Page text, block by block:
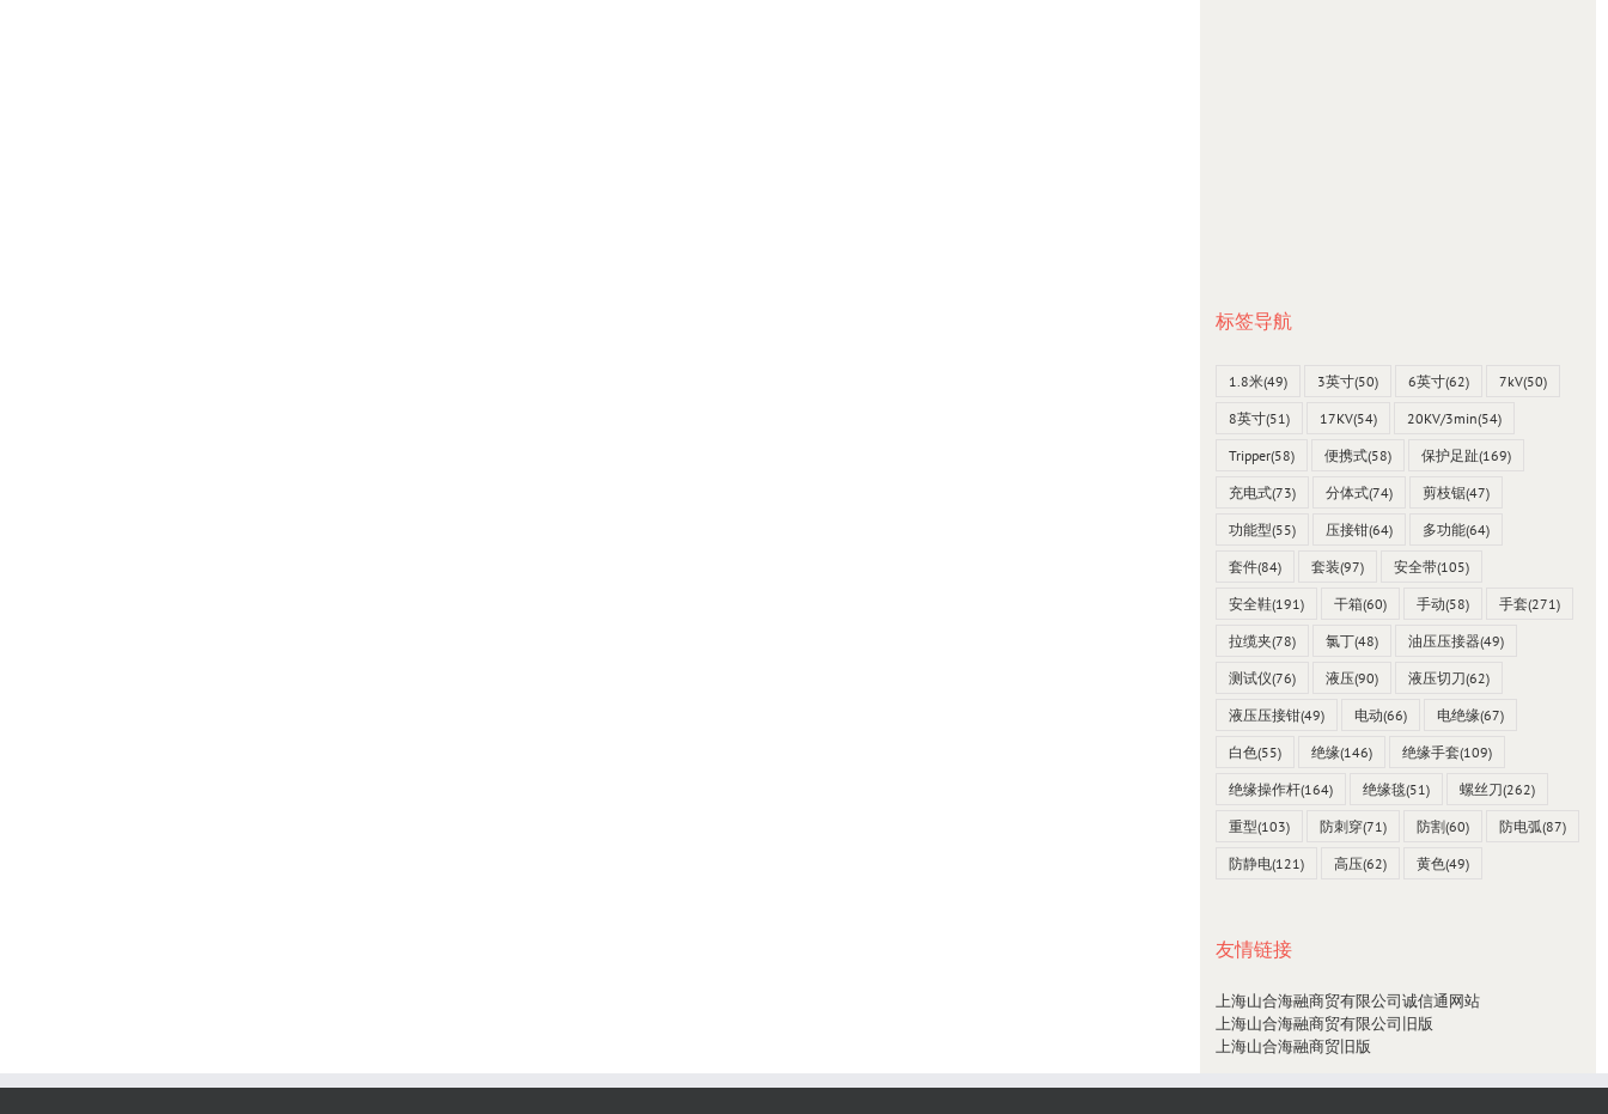
标签导航
1.8米(49) 3英寸(50) 6英寸(62) 7kV(50)
8英寸(51) 17KV(54) 20KV/3min(54)
Tripper(58) 便携式(58) 保护足趾(169)
充电式(73) 分体式(74) 剪枝锯(47)
功能型(55) 压接钳(64) 多功能(64)
套件(84) 套装(97) 安全带(105)
安全鞋(191) 干箱(60) 手动(58) 手套(271)
拉缆夹(78) 氯丁(48) 油压压接器(49)
测试仪(76) 液压(90) 液压切刀(62)
液压压接钳(49) 电动(66) 电绝缘(67)
白色(55) 绝缘(146) 绝缘手套(109)
绝缘操作杆(164) 绝缘毯(51) 螺丝刀(262)
重型(103) 防刺穿(71) 防割(60) 防电弧(87)
防静电(121) 高压(62) 黄色(49)
友情链接
上海山合海融商贸有限公司诚信通网站
上海山合海融商贸有限公司旧版
上海山合海融商贸旧版